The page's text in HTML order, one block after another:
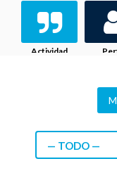
Actividad
— TODO —